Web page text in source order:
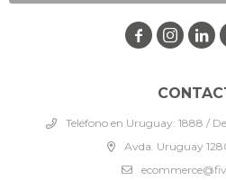
Teléfono en Uruguay: 1888 /
Avda. Uruguay
  